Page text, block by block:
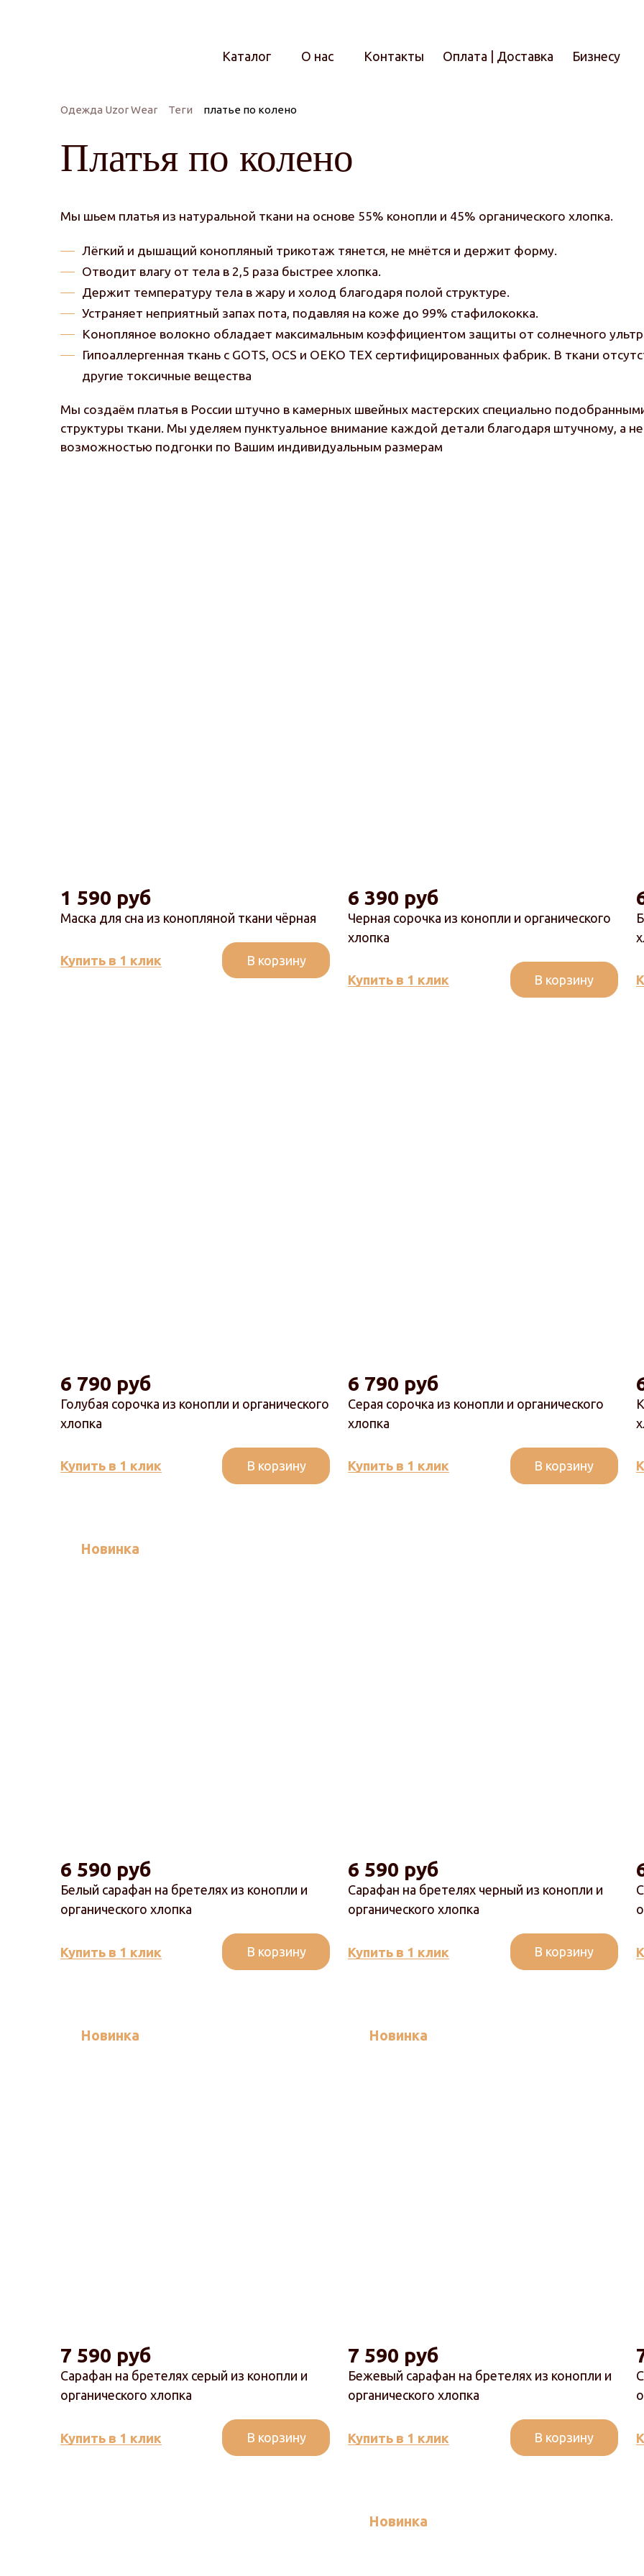
Каталог О нас Контакты Оплата | Доставка Бизнесу
Одежда Uzor Wear Теги платье по колено
Платья по колено
Мы шьем платья из натуральной ткани на основе 55% конопли и 45% органического хлопка.
Лёгкий и дышащий конопляный трикотаж тянется, не мнётся и держит форму.
Отводит влагу от тела в 2,5 раза быстрее хлопка.
Держит температуру тела в жару и холод благодаря полой структуре.
Устраняет неприятный запах пота, подавляя на коже до 99% стафилококка.
Конопляное волокно обладает максимальным коэффициентом защиты от солнечного
Гипоаллергенная ткань с GOTS, OCS и OEKO TEX сертифицированных фабрик. В ткани
другие токсичные вещества
Мы создаём платья в России штучно в камерных швейных мастерских специально
структуры ткани. Мы уделяем пунктуальное внимание каждой детали благодаря штучному, а
возможностью подгонки по Вашим индивидуальным размерам
Маска для сна из конопляной ткани чёрная
1 590 руб
Купить в 1 клик В корзину
Черная сорочка из конопли и органического
хлопка
6 390 руб
Купить в 1 клик В корзину
Голубая сорочка из конопли и органического
хлопка
6 790 руб
Купить в 1 клик В корзину
Серая сорочка из конопли и органического
хлопка
6 790 руб
Купить в 1 клик В корзину
Новинка
Белый сарафан на бретелях из конопли и
органического хлопка
6 590 руб
Купить в 1 клик В корзину
Сарафан на бретелях черный из конопли и
органического хлопка
6 590 руб
Купить в 1 клик В корзину
Новинка
Сарафан на бретелях серый из конопли и
органического хлопка
7 590 руб
Купить в 1 клик В корзину
Новинка
Бежевый сарафан на бретелях из конопли и
органического хлопка
7 590 руб
Купить в 1 клик В корзину
Новинка